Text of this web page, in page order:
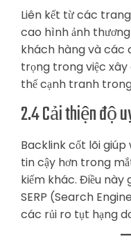
Liên kết từ các
cao hình ảnh
khách hàng và các
trọng trong việc
thế cạnh tranh
2.4 Cải thiện độ
Backlink cốt lõi
tin cậy hơn trong
kiếm khác. Điều
SERP (Search
các rủi ro tụt hạng